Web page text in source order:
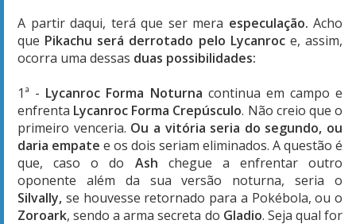
A partir daqui, terá que ser mera especulação. Acho
que Pikachu será derrotado pelo Lycanroce, assim,
ocorra uma dessas duas possibilidades:
1ª - Lycanroc Forma Noturna continua em campo e
enfrenta Lycanroc Forma Crepúsculo. Não creio que o
primeiro venceria. Ou a vitória seria do segundo, ou
daria empate e os dois seriam eliminados. A questão é
que, caso o do Ash chegue a enfrentar outro
oponente além da sua versão noturna, seria o
Silvally, se houvesse retornado para a Pokébola, ou o
Zoroark, sendo a arma secreta do Gladio. Seja qual for